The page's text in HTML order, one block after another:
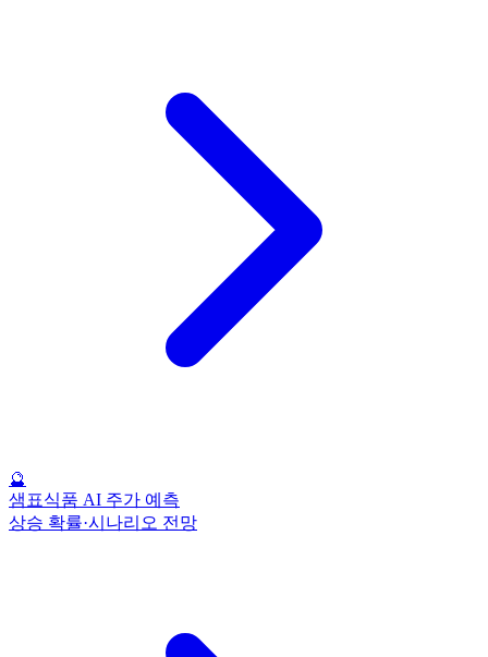
🔮
샘표식품 AI 주가 예측
상승 확률·시나리오 전망